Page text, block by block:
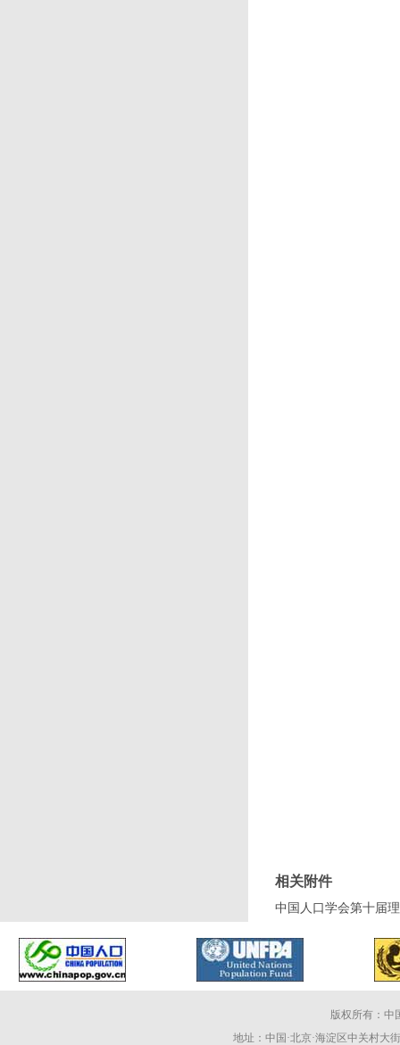
相关附件
中国人口学会第十届
版权所有：中
地址：中国·北京·海淀区中关村大